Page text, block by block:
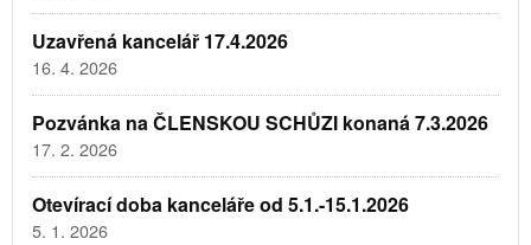
Uzavřená kancelář 17.4.2026
16. 4. 2026
Pozvánka na ČLENSKOU SCHŮZI konaná 7.3.2026
17. 2. 2026
Otevírací doba kanceláře od 5.1.-15.1.2026
5. 1. 2026